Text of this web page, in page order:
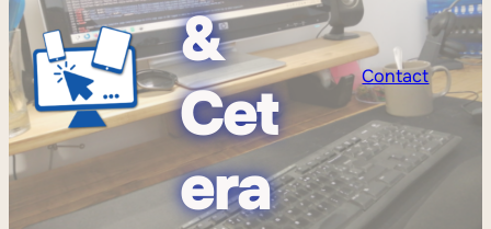
&
Cet
era
Contact